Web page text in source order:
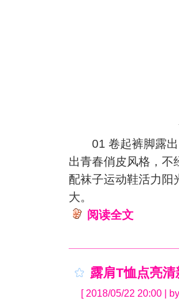
01 卷起裤脚露出
出青春俏皮风格，不
配袜子运动鞋活力阳
大。
阅读全文
露肩T恤点亮
[ 2018/05/22 20:00 |